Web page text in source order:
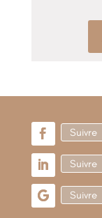
Suivre
Suivre
Suivre